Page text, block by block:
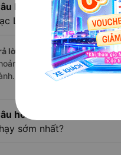
hỏi:
Mỗi ngày có bao
Liêu - Bạc Liêu?
lời: Tuyến đườngxe Giường
3 chuyến trên
Các giờ xe chạy có đầy
hỏi:
Nhà xe Giường
sớm nhất?